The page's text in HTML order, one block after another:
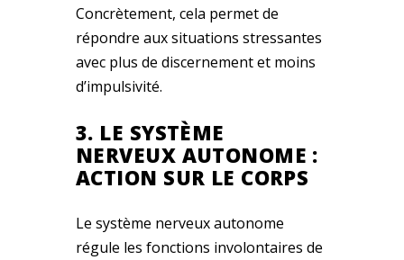
Concrètement, cela permet de
répondre aux situations stressantes
avec plus de discernement et moins
d’impulsivité.
3. LE SYSTÈME
NERVEUX AUTONOME :
ACTION SUR LE CORPS
Le système nerveux autonome
régule les fonctions involontaires de